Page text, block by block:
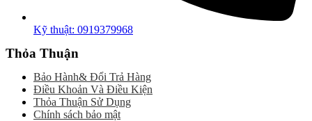
Kỹ thuật: 0919379968
Thỏa Thuận
Bảo Hành& Đổi Trả Hàng
Điều Khoản Và Điều Kiện
Thỏa Thuận Sử Dụng
Chính sách bảo mật